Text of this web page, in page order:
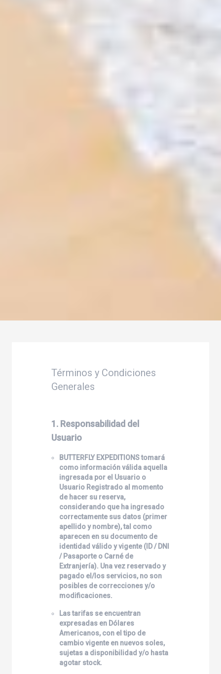
Términos y Condiciones
Generales
1. Responsabilidad del
Usuario
BUTTERFLY EXPEDITIONStomará
como información válida aquella
ingresada por el Usuario o
Usuario Registrado al momento
de hacer su reserva,
considerando que ha ingresado
correctamente sus datos (primer
apellido y nombre), tal como
aparecen en su documento de
identidad válido y vigente (ID / DNI
/ Pasaporte o Carné de
Extranjería). Una vez reservado y
pagado el/los servicios, no son
posibles de correcciones y/o
modificaciones.
Las tarifas se encuentran
expresadas en Dólares
Americanos, con el tipo de
cambio vigente en nuevos soles,
sujetas a disponibilidad y/o hasta
agotar stock.